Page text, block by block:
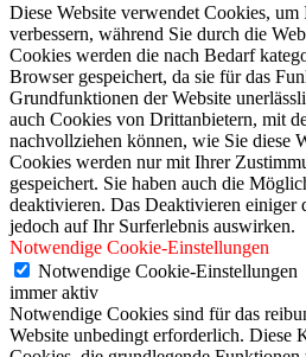
Diese Website verwendet Cookies,
verbessern, während Sie durch die
Cookies werden die nach Bedarf
Browser gespeichert, da sie für das
Grundfunktionen der Website
auch Cookies von Drittanbietern, mit
nachvollziehen können, wie Sie diese
Cookies werden nur mit Ihrer
gespeichert. Sie haben auch die
deaktivieren. Das Deaktivieren einiger
jedoch auf Ihr Surferlebnis auswirken.
Notwendige Cookie-Einstellungen
Notwendige Cookie-Einstellungen
immer aktiv
Notwendige Cookies sind für das
Website unbedingt erforderlich. Diese